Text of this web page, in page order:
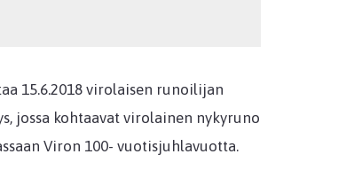
15.6.2018 virolaisen runoilijan
jossa kohtaavat virolainen nykyruno
Viron 100- vuotisjuhlavuotta.